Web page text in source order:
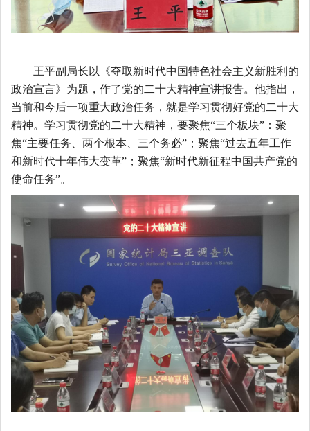
王平副局长以《夺取新时代中国特色社会主义新胜利的
政治宣言》为题，作了党的二十大精神宣讲报告。他指出，
当前和今后一项重大政治任务，就是学习贯彻好党的二十大
精神。学习贯彻党的二十大精神，要聚焦“三个板块”：聚
焦“主要任务、两个根本、三个务必”；聚焦“过去五年工作
和新时代十年伟大变革”；聚焦“新时代新征程中国共产党的
使命任务”。